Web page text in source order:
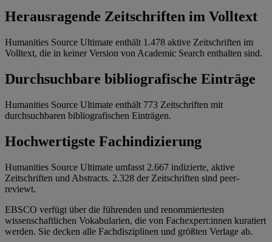
Herausragende Zeitschriften im Volltext
Humanities Source Ultimate enthält 1.478 aktive Zeitschriften im
Volltext, die in keiner Version von Academic Search enthalten sind.
Durchsuchbare bibliografische Einträge
Humanities Source Ultimate enthält 773 Zeitschriften mit
durchsuchbaren bibliografischen Einträgen.
Hochwertigste Fachindizierung
Humanities Source Ultimate umfasst 2.667 indizierte, aktive
Zeitschriften und Abstracts. 2.328 der Zeitschriften sind peer-
reviewt.
EBSCO verfügt über die führenden und renommiertesten
wissenschaftlichen Vokabularien, die von Fachexpert:innen kuratiert
werden. Sie decken alle Fachdisziplinen und größten Verlage ab.